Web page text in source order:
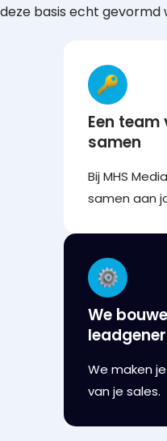
basis echt gevormd
Een
samen
Bij MHS
samen aan
We
We maken
van je sales.